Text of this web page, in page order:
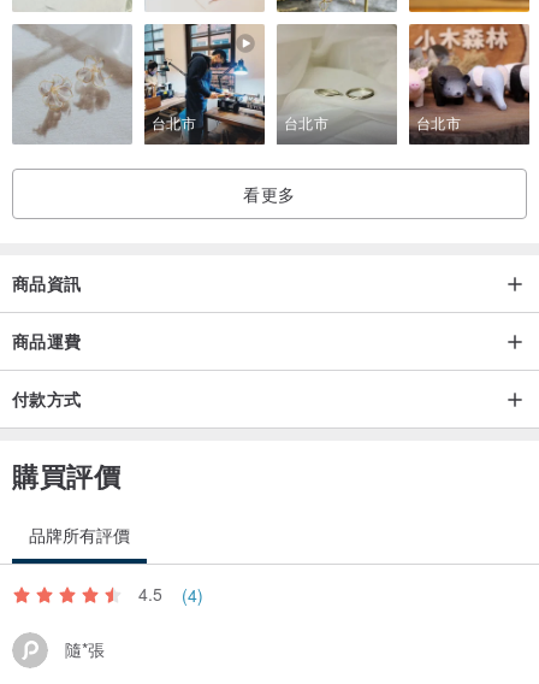
台北市 台北市 台北市
看更多
商品資訊
商品運費
付款方式
購買評價
品牌所有評價
4.5 (4)
隨*張